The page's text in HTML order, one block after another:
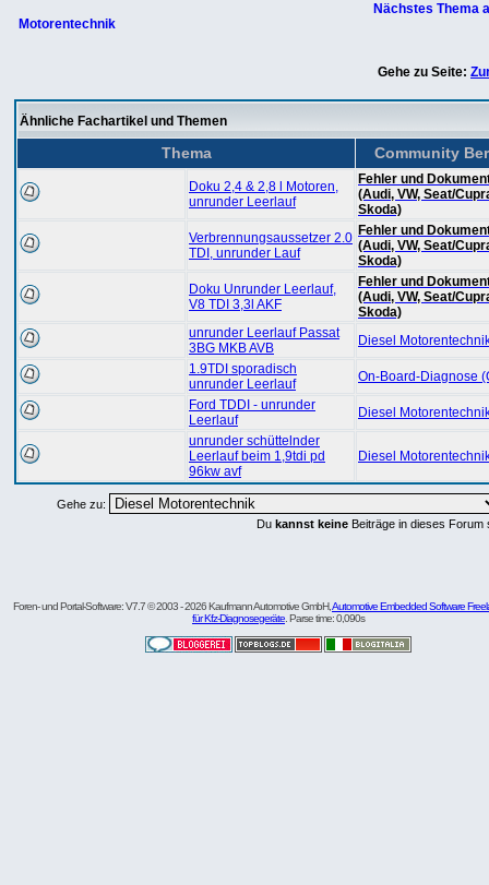
Motorentechnik
Nächstes Thema
Gehe zu Seite:
Ähnliche Fachartikel und Themen
Thema Community
Doku 2,4 & 2,8 l Motoren,
unrunder Leerlauf
Fehler und
(Audi, VW, Seat/
Skoda)
Verbrennungsaussetzer 2.0
TDI, unrunder Lauf
Fehler und
(Audi, VW, Seat/
Skoda)
Doku Unrunder Leerlauf,
V8 TDI 3,3l AKF
Fehler und
(Audi, VW, Seat/
Skoda)
unrunder Leerlauf Passat
3BG MKB AVB
Diesel
1.9TDI sporadisch
unrunder Leerlauf
On-Board-Diagnose
Ford TDDI - unrunder
Leerlauf
Diesel
unrunder schüttelnder
Leerlauf beim 1,9tdi pd
96kw avf
Diesel
Gehe zu:
Du kannst keine Beiträge in dieses Forum
Foren- und Portal-Software: V7.7 © 2003 - 2026 Kaufmann Automotive GmbH,Automotive Embedded Software
für Kfz-Diagnosegeräte . Parse time: 0,090s